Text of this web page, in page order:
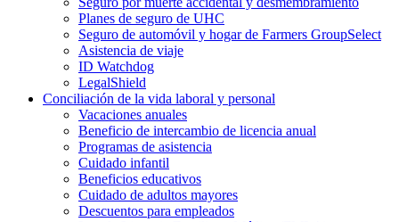
Planes de seguro de UHC
Seguro de automóvil y hogar de Farmers GroupSelect
Asistencia de viaje
ID Watchdog
LegalShield
Conciliación de la vida laboral y personal
Vacaciones anuales
Beneficio de intercambio de licencia anual
Programas de asistencia
Cuidado infantil
Beneficios educativos
Cuidado de adultos mayores
Descuentos para empleados